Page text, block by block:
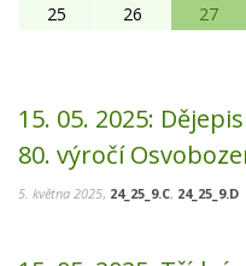
25
26 27
15. 05. 2025:
80. výročí
5. května 2025, 24_25_9.C, 24_25_9.D